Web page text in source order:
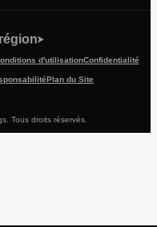
d'utilisationConfidentialité
Plan du Site
Tous droits réservés.